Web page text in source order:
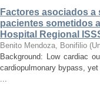
Factores asociados
pacientes sometidos
Hospital Regional
Benito Mendoza, Bonifilio (
Background: Low cardiac
cardiopulmonary bypass,
...